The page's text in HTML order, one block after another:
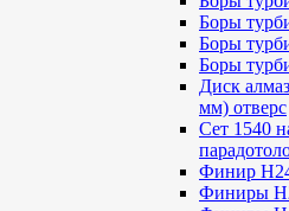
Боры
Боры
Боры
Диск
мм) отверс
Сет 1540
Финир
Финиры